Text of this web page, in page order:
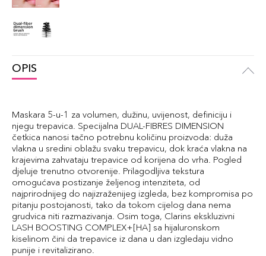
OPIS
Maskara 5-u-1 za volumen, dužinu, uvijenost, definiciju i
njegu trepavica. Specijalna DUAL-FIBRES DIMENSION
četkica nanosi tačno potrebnu količinu proizvoda: duža
vlakna u sredini oblažu svaku trepavicu, dok kraća vlakna na
krajevima zahvataju trepavice od korijena do vrha. Pogled
djeluje trenutno otvorenije. Prilagodljiva tekstura
omogućava postizanje željenog intenziteta, od
najprirodnijeg do najizraženijeg izgleda, bez kompromisa po
pitanju postojanosti, tako da tokom cijelog dana nema
grudvica niti razmazivanja. Osim toga, Clarins ekskluzivni
LASH BOOSTING COMPLEX+[HA] sa hijaluronskom
kiselinom čini da trepavice iz dana u dan izgledaju vidno
punije i revitalizirano.